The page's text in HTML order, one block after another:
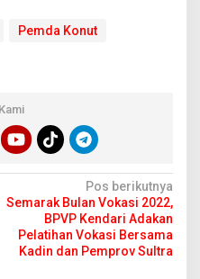
Pemda Konut
Pos berikutnya
Semarak Bulan Vokasi 2022,
BPVP Kendari Adakan
Pelatihan Vokasi Bersama
Kadin dan Pemprov Sultra